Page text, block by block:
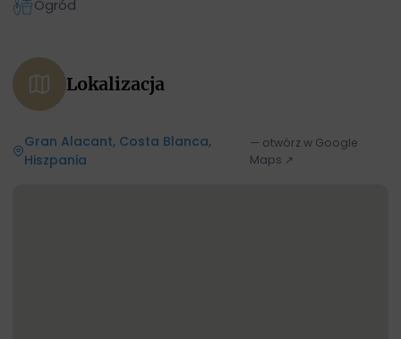
Ogród
Lokalizacja
Gran Alacant, Costa Blanca,
Hiszpania
— otwórz w Google
Maps ↗